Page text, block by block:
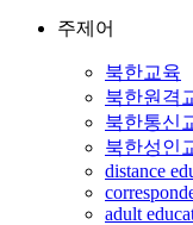
주제어
북한교육
북한원격
북한통신
북한성인
distance
adult